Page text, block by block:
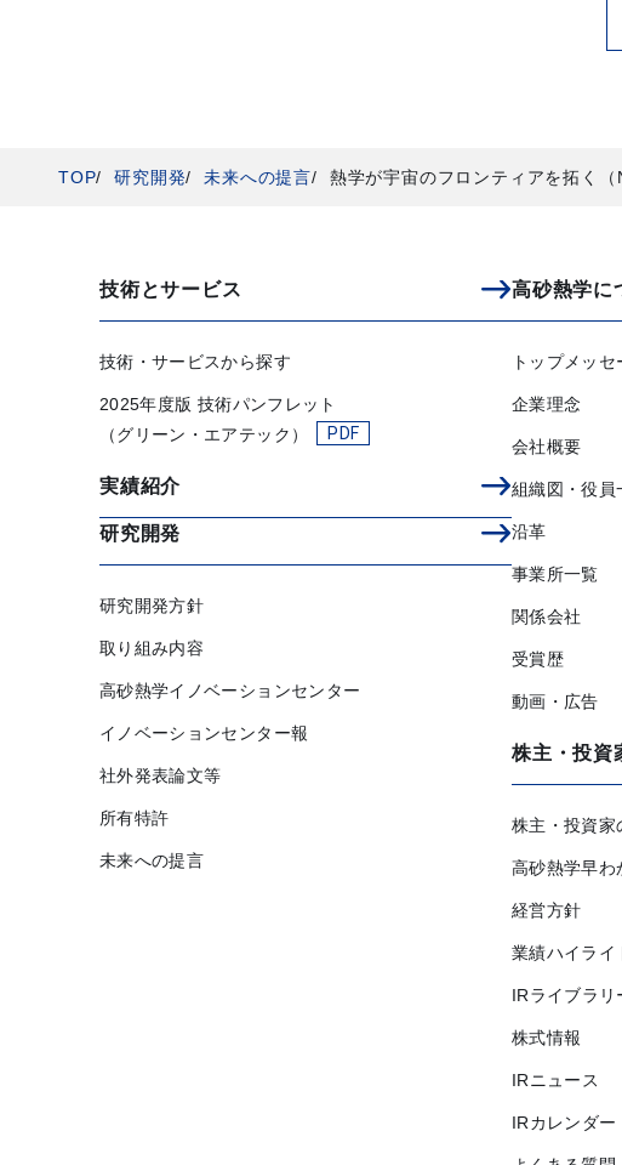
TOP 研究開発 未来への提言 熱学が宇宙のフロンティアを拓く（
技術とサービス
技術・サービスから探す
2025年度版 技術パンフレット
（グリーン・エアテック）
実績紹介
研究開発
研究開発方針
取り組み内容
高砂熱学イノベーションセンター
イノベーションセンター報
社外発表論文等
所有特許
未来への提言
高砂熱学に
トップメッセ
企業理念
会社概要
組織図・役員
沿革
事業所一覧
関係会社
受賞歴
動画・広告
株主・投資
株主・投資家
高砂熱学早わ
経営方針
業績ハイライ
IRライブラリ
株式情報
IRニュース
IRカレンダー